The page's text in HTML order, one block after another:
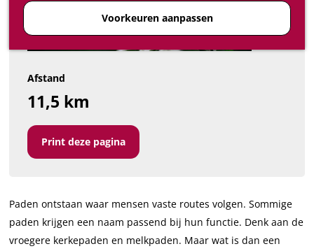
Voorkeuren aanpassen
Afstand
11,5 km
Print deze pagina
Paden ontstaan waar mensen vaste routes volgen. Sommige
paden krijgen een naam passend bij hun functie. Denk aan de
vroegere kerkepaden en melkpaden. Maar wat is dan een